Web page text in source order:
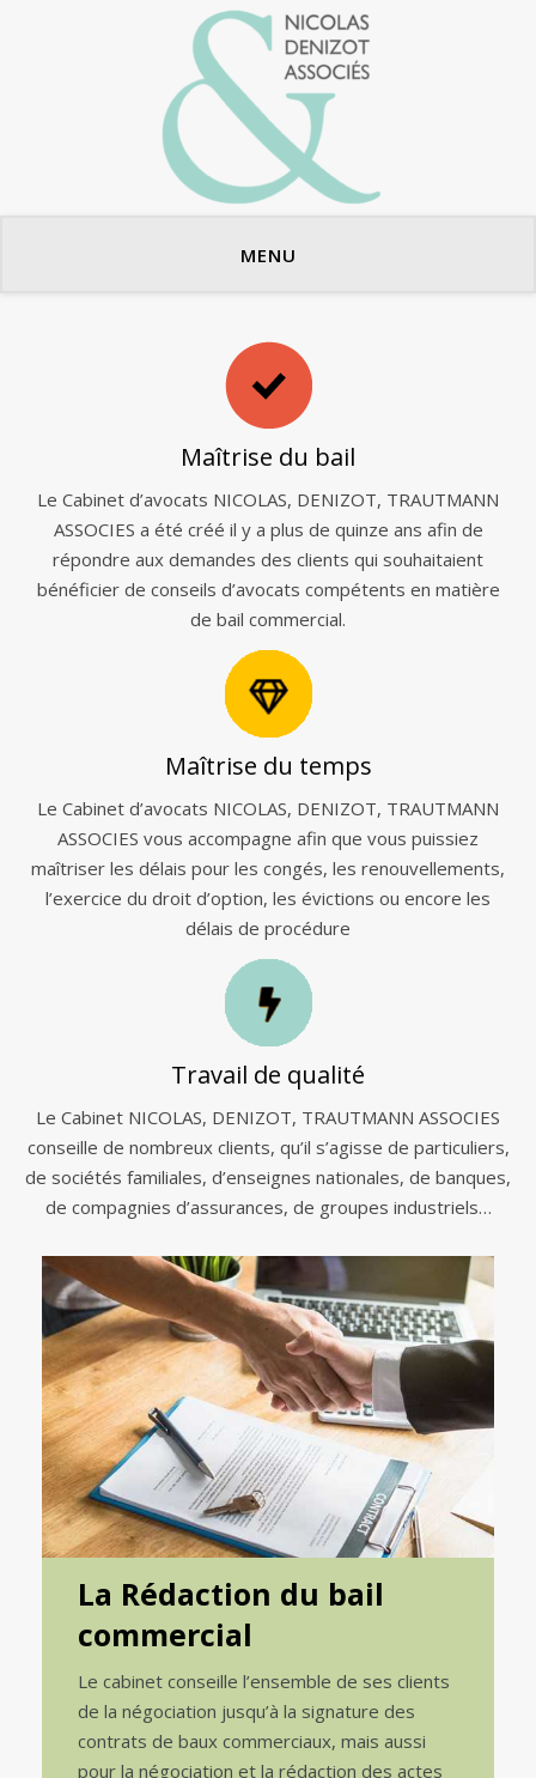
MENU
Maîtrise du bail
Le Cabinet d’avocats NICOLAS, DENIZOT, TRAUTMANN
ASSOCIES a été créé il y a plus de quinze ans afin de
répondre aux demandes des clients qui souhaitaient
bénéficier de conseils d’avocats compétents en matière
de bail commercial.
Maîtrise du temps
Le Cabinet d’avocats NICOLAS, DENIZOT, TRAUTMANN
ASSOCIES vous accompagne afin que vous puissiez
maîtriser les délais pour les congés, les renouvellements,
l’exercice du droit d’option, les évictions ou encore les
délais de procédure
Travail de qualité
Le Cabinet NICOLAS, DENIZOT, TRAUTMANN ASSOCIES
conseille de nombreux clients, qu’il s’agisse de particuliers,
de sociétés familiales, d’enseignes nationales, de banques,
de compagnies d’assurances, de groupes industriels…
La Rédaction du bail
commercial
Le cabinet conseille l’ensemble de ses clients
de la négociation jusqu’à la signature des
contrats de baux commerciaux, mais aussi
pour la négociation et la rédaction des actes